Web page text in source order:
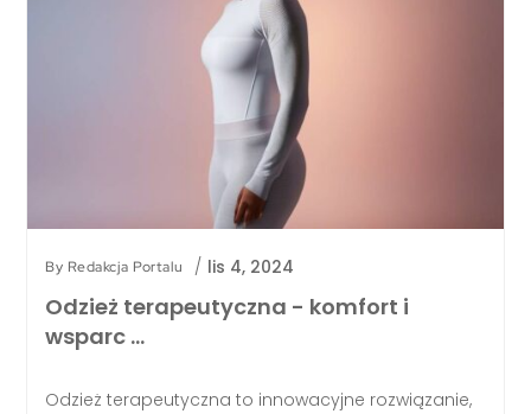
By Redakcja Portalu / lis 4, 2024
Odzież terapeutyczna - komfort i
wsparc …
Odzież terapeutyczna to innowacyjne rozwiązanie,